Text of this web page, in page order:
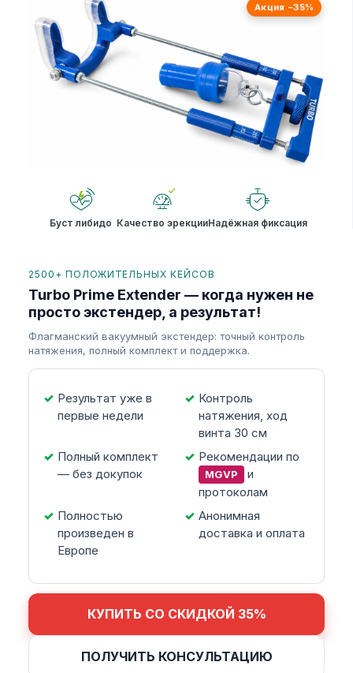
Акция −35%
Буст либидо Качество эрекцииНадёжная фиксация
2500+ ПОЛОЖИТЕЛЬНЫХ КЕЙСОВ
Turbo Prime Extender — когда нужен не
просто экстендер, а результат!
Флагманский вакуумный экстендер: точный контроль
натяжения, полный комплект и поддержка.
Результат уже в
первые недели
Контроль
натяжения, ход
винта 30 см
Полный комплект
— без докупок
Рекомендации по
MGVP
и
протоколам
Полностью
произведен в
Европе
Анонимная
доставка и оплата
КУПИТЬ СО СКИДКОЙ 35%
ПОЛУЧИТЬ КОНСУЛЬТАЦИЮ